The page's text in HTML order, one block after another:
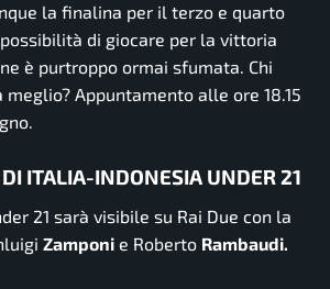
la finalina per il terzo e quarto
di giocare per la vittoria
è purtroppo ormai sfumata. Chi
Appuntamento alle ore 18.15
ITALIA-INDONESIA UNDER 21
21 sarà visibile su Rai Due con la
Zamponi e Roberto Rambaudi.